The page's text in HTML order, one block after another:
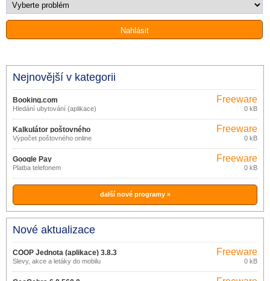
Nejnovější v kategorii
Booking.com
Hledání ubytování (aplikace)
Freeware
0 kB
Kalkulátor poštovného
Výpočet poštovného online
Freeware
0 kB
Google Pay
Platba telefonem
Freeware
0 kB
další nové programy »
Nové aktualizace
COOP Jednota (aplikace) 3.8.3
Slevy, akce a letáky do mobilu
Freeware
0 kB